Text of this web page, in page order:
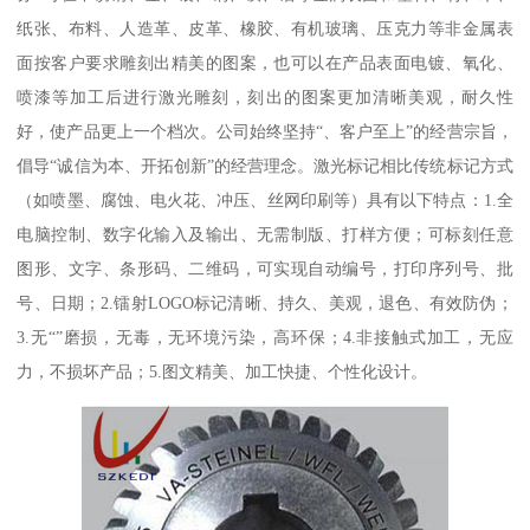
纸张、布料、人造革、皮革、橡胶、有机玻璃、压克力等非金属表
面按客户要求雕刻出精美的图案，也可以在产品表面电镀、氧化、
喷漆等加工后进行激光雕刻，刻出的图案更加清晰美观，耐久性
好，使产品更上一个档次。公司始终坚持“、客户至上”的经营宗旨，
倡导“诚信为本、开拓创新”的经营理念。激光标记相比传统标记方式
（如喷墨、腐蚀、电火花、冲压、丝网印刷等）具有以下特点：1.全
电脑控制、数字化输入及输出、无需制版、打样方便；可标刻任意
图形、文字、条形码、二维码，可实现自动编号，打印序列号、批
号、日期；2.镭射LOGO标记清晰、持久、美观，退色、有效防伪；
3.无“”磨损，无毒，无环境污染，高环保；4.非接触式加工，无应
力，不损坏产品；5.图文精美、加工快捷、个性化设计。